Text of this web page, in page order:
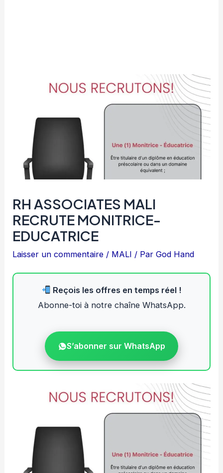
RH ASSOCIATES MALI
RECRUTE MONITRICE-
EDUCATRICE
Laisser un commentaire / MALI / ParGod Hand
Reçois les offres en temps réel !
Abonne-toi à notre chaîne WhatsApp.
S’abonner sur WhatsApp